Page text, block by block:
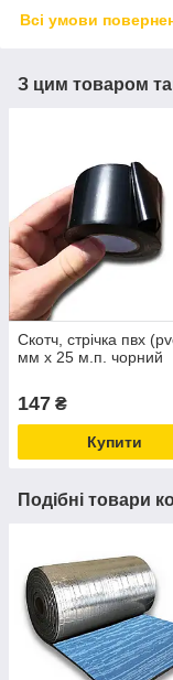
Всі умови
З цим товаром
Скотч, стрічка пвх
мм х 25 м.п. чорний
147 ₴
Купити
Подібні товари